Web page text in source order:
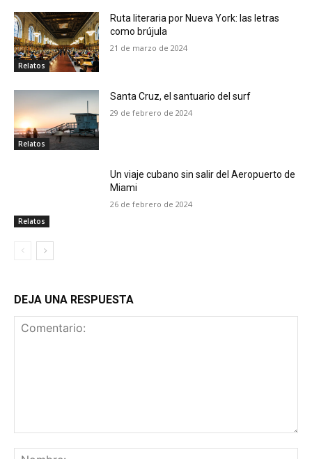
Relatos
Ruta literaria por Nueva York: las letras
como brújula
21 de marzo de 2024
Relatos
Santa Cruz, el santuario del surf
29 de febrero de 2024
Relatos
Un viaje cubano sin salir del Aeropuerto de
Miami
26 de febrero de 2024
DEJA UNA RESPUESTA